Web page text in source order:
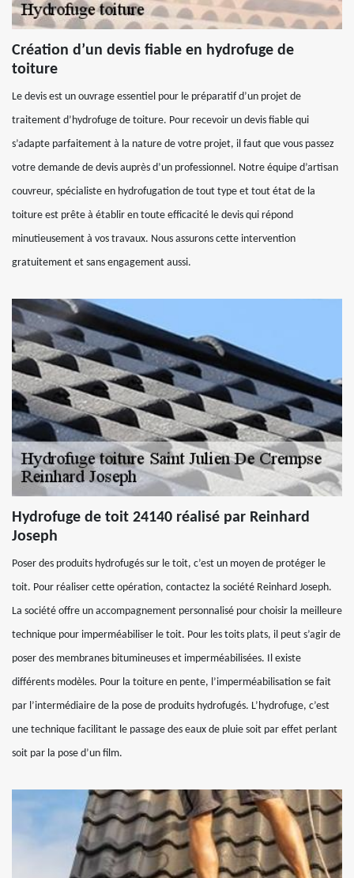
Création d’un devis fiable en hydrofuge de
toiture
Le devis est un ouvrage essentiel pour le préparatif d’un projet de
traitement d’hydrofuge de toiture. Pour recevoir un devis fiable qui
s’adapte parfaitement à la nature de votre projet, il faut que vous passez
votre demande de devis auprès d’un professionnel. Notre équipe d’artisan
couvreur, spécialiste en hydrofugation de tout type et tout état de la
toiture est prête à établir en toute efficacité le devis qui répond
minutieusement à vos travaux. Nous assurons cette intervention
gratuitement et sans engagement aussi.
Hydrofuge de toit 24140 réalisé par Reinhard
Joseph
Poser des produits hydrofugés sur le toit, c’est un moyen de protéger le
toit. Pour réaliser cette opération, contactez la société Reinhard Joseph.
La société offre un accompagnement personnalisé pour choisir la meilleure
technique pour imperméabiliser le toit. Pour les toits plats, il peut s’agir de
poser des membranes bitumineuses et imperméabilisées. Il existe
différents modèles. Pour la toiture en pente, l’imperméabilisation se fait
par l’intermédiaire de la pose de produits hydrofugés. L’hydrofuge, c’est
une technique facilitant le passage des eaux de pluie soit par effet perlant
soit par la pose d’un film.